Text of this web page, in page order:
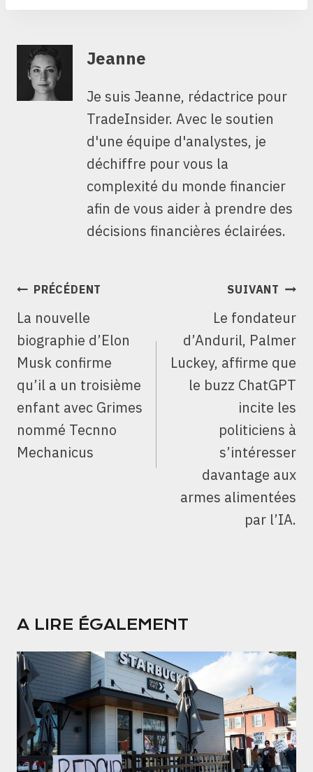
Jeanne
Je suis Jeanne, rédactrice pour
TradeInsider. Avec le soutien
d'une équipe d'analystes, je
déchiffre pour vous la
complexité du monde financier
afin de vous aider à prendre des
décisions financières éclairées.
NAVIGATION
L’ARTICLE
PRÉCÉDENT
La nouvelle
biographie d’Elon
Musk confirme
qu’il a un troisième
enfant avec Grimes
nommé Tecnno
Mechanicus
SUIVANT
Le fondateur
d’Anduril, Palmer
Luckey, affirme que
le buzz ChatGPT
incite les
politiciens à
s’intéresser
davantage aux
armes alimentées
par l’IA.
A LIRE ÉGALEMENT